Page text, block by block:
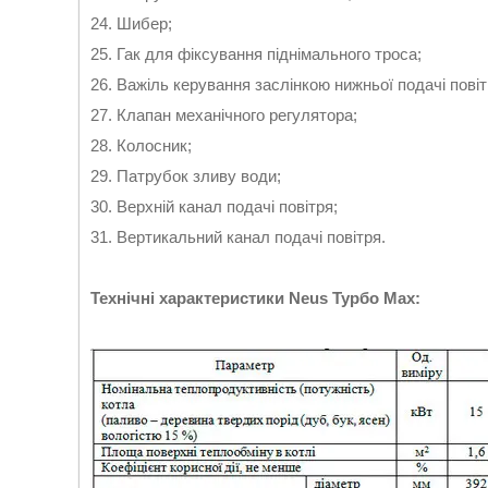
24. Шибер;
25. Гак для фіксування піднімального троса;
26. Важіль керування заслінкою нижньої подачі
27. Клапан механічного регулятора;
28. Колосник;
29. Патрубок зливу води;
30. Верхній канал подачі повітря;
31. Вертикальний канал подачі повітря.
Технічні характеристики Neus Турбо Max: